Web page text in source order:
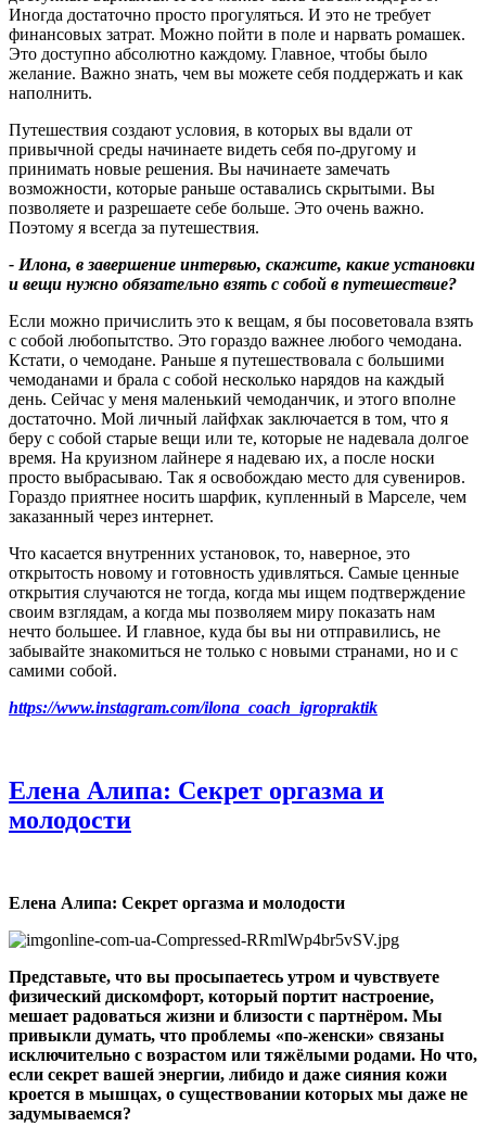
Иногда достаточно просто прогуляться. И это не требует
финансовых затрат. Можно пойти в поле и нарвать ромашек.
Это доступно абсолютно каждому. Главное, чтобы было
желание. Важно знать, чем вы можете себя поддержать и как
наполнить.
Путешествия создают условия, в которых вы вдали от
привычной среды начинаете видеть себя по-другому и
принимать новые решения. Вы начинаете замечать
возможности, которые раньше оставались скрытыми. Вы
позволяете и разрешаете себе больше. Это очень важно.
Поэтому я всегда за путешествия.
- Илона, в завершение интервью, скажите, какие установки
и вещи нужно обязательно взять с собой в путешествие?
Если можно причислить это к вещам, я бы посоветовала взять
с собой любопытство. Это гораздо важнее любого чемодана.
Кстати, о чемодане. Раньше я путешествовала с большими
чемоданами и брала с собой несколько нарядов на каждый
день. Сейчас у меня маленький чемоданчик, и этого вполне
достаточно. Мой личный лайфхак заключается в том, что я
беру с собой старые вещи или те, которые не надевала долгое
время. На круизном лайнере я надеваю их, а после носки
просто выбрасываю. Так я освобождаю место для сувениров.
Гораздо приятнее носить шарфик, купленный в Марселе, чем
заказанный через интернет.
Что касается внутренних установок, то, наверное, это
открытость новому и готовность удивляться. Самые ценные
открытия случаются не тогда, когда мы ищем подтверждение
своим взглядам, а когда мы позволяем миру показать нам
нечто большее. И главное, куда бы вы ни отправились, не
забывайте знакомиться не только с новыми странами, но и с
самими собой.
https://www.instagram.com/ilona_coach_igropraktik
Елена Алипа: Секрет оргазма и
молодости
Елена Алипа: Секрет оргазма и молодости
Представьте, что вы просыпаетесь утром и чувствуете
физический дискомфорт, который портит настроение,
мешает радоваться жизни и близости с партнёром. Мы
привыкли думать, что проблемы «по‑женски» связаны
исключительно с возрастом или тяжёлыми родами. Но что,
если секрет вашей энергии, либидо и даже сияния кожи
кроется в мышцах, о существовании которых мы даже не
задумываемся?